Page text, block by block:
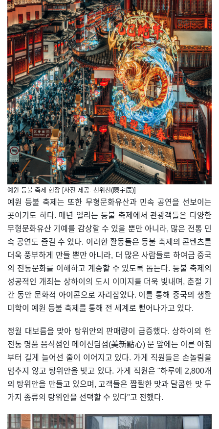
예원 등불 축제 현장 [사진 제공: 천위천(陳宇辰)]
예원 등불 축제는 또한 무형문화유산과 민속 공연을 선보이는
곳이기도 하다. 매년 열리는 등불 축제에서 관광객들은 다양한
무형문화유산 기예를 감상할 수 있을 뿐만 아니라, 많은 전통 민
속 공연도 즐길 수 있다. 이러한 활동들은 등불 축제의 콘텐츠를
더욱 풍부하게 만들 뿐만 아니라, 더 많은 사람들로 하여금 중국
의 전통문화를 이해하고 계승할 수 있도록 돕는다. 등불 축제의
성공적인 개최는 상하이의 도시 이미지를 더욱 빛내며, 춘절 기
간 동안 문화적 아이콘으로 자리잡았다. 이를 통해 중국의 생활
미학이 예원 등불 축제를 통해 전 세계로 뻗어나가고 있다.
정월 대보름을 맞아 탕위안의 판매량이 급증했다. 상하이의 한
전통 명품 음식점인 메이신딤섬(美新點心) 문 앞에는 이른 아침
부터 길게 늘어선 줄이 이어지고 있다. 가게 직원들은 손놀림을
멈추지 않고 탕위안을 빚고 있다. 가게 직원은 "하루에 2,800개
의 탕위안을 만들고 있으며, 고객들은 짭짤한 맛과 달콤한 맛 두
가지 종류의 탕위안을 선택할 수 있다"고 전했다.